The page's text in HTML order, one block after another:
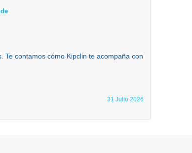
contamos cómo Kipclin te acompaña con
31 Julio 2026